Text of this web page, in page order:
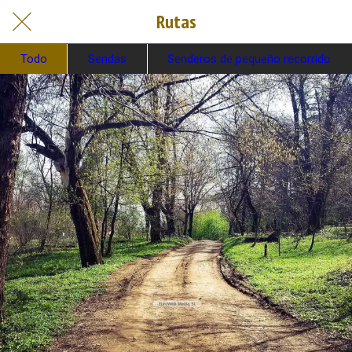
Rutas
Todo Sendas Senderos de pequeño recorrido